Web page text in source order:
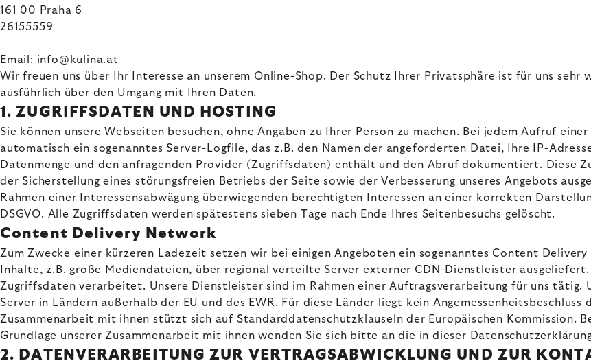
161 00 Praha 6
26155559
Email: info@kulina.at
Wir freuen uns über Ihr Interesse an unserem Online-Shop. Der Schutz Ihrer Privatsphäre ist für uns sehr
ausführlich über den Umgang mit Ihren Daten.
1. ZUGRIFFSDATEN UND HOSTING
Sie können unsere Webseiten besuchen, ohne Angaben zu Ihrer Person zu machen. Bei jedem Aufruf
automatisch ein sogenanntes Server-Logfile, das z.B. den Namen der angeforderten Datei, Ihre IP-
Datenmenge und den anfragenden Provider (Zugriffsdaten) enthält und den Abruf dokumentiert. Diese
der Sicherstellung eines störungsfreien Betriebs der Seite sowie der Verbesserung unseres Angebots
Rahmen einer Interessensabwägung überwiegenden berechtigten Interessen an einer korrekten
DSGVO. Alle Zugriffsdaten werden spätestens sieben Tage nach Ende Ihres Seitenbesuchs gelöscht.
Content Delivery Network
Zum Zwecke einer kürzeren Ladezeit setzen wir bei einigen Angeboten ein sogenanntes Content
Inhalte, z.B. große Mediendateien, über regional verteilte Server externer CDN-Dienstleister
Zugriffsdaten verarbeitet. Unsere Dienstleister sind im Rahmen einer Auftragsverarbeitung für uns tätig.
Server in Ländern außerhalb der EU und des EWR. Für diese Länder liegt kein Angemessenheitsbeschluss
Zusammenarbeit mit ihnen stützt sich auf Standarddatenschutzklauseln der Europäischen Kommission.
Grundlage unserer Zusammenarbeit mit ihnen wenden Sie sich bitte an die in dieser
2. DATENVERARBEITUNG ZUR VERTRAGSABWICKLUNG UND ZUR